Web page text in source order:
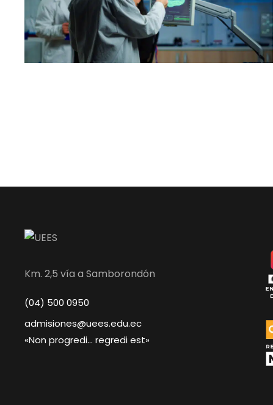
Km. 2,5 vía a Samborondón
(04) 500 0950
admisiones@uees.edu.ec
«Non progredi… regredi est»